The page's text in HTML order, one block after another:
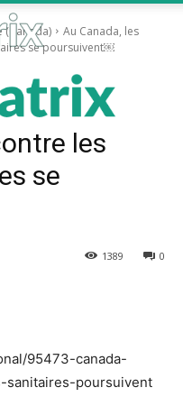
(Canada)
Au Canada, les
se poursuivent￼
les
se
0
1389
95473-canada-
sanitaires-poursuivent